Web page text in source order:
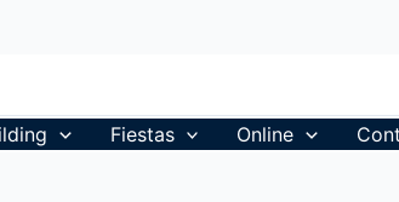
Fiestas Online